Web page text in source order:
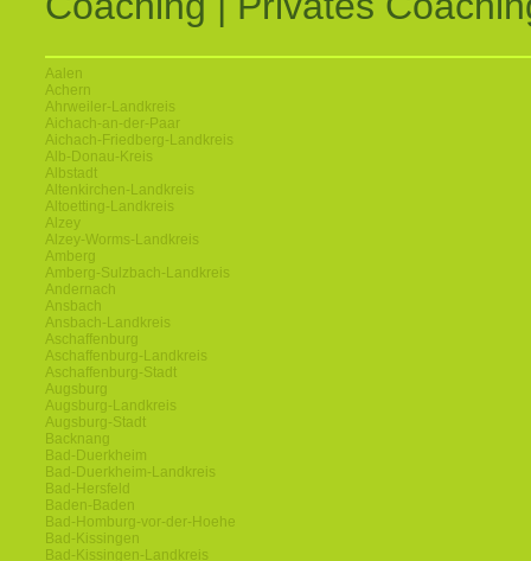
Aalen
Achern
Ahrweiler-Landkreis
Aichach-an-der-Paar
Aichach-Friedberg-Landkreis
Alb-Donau-Kreis
Albstadt
Altenkirchen-Landkreis
Altoetting-Landkreis
Alzey
Alzey-Worms-Landkreis
Amberg
Amberg-Sulzbach-Landkreis
Andernach
Ansbach
Ansbach-Landkreis
Aschaffenburg
Aschaffenburg-Landkreis
Aschaffenburg-Stadt
Augsburg
Augsburg-Landkreis
Augsburg-Stadt
Backnang
Bad-Duerkheim
Bad-Duerkheim-Landkreis
Bad-Hersfeld
Baden-Baden
Bad-Homburg-vor-der-Hoehe
Bad-Kissingen
Bad-Kissingen-Landkreis